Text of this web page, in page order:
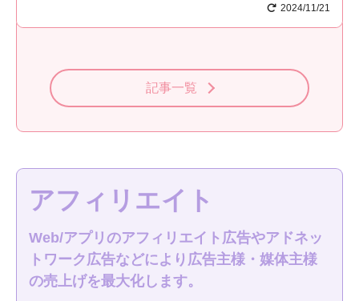
2024/11/21
記事一覧
アフィリエイト
Web/アプリのアフィリエイト広告やアドネッ
トワーク広告などにより広告主様・媒体主様
の売上げを最大化します。